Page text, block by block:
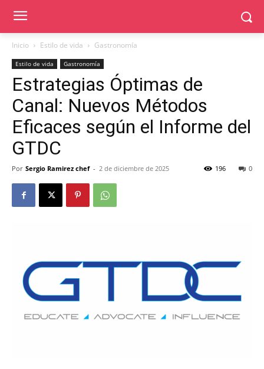
Inicio Estilo de vida Gastronomía
Estilo de vida Gastronomía
Estrategias Óptimas de
Canal: Nuevos Métodos
Eficaces según el Informe del
GTDC
Por Sergio Ramirez chef - 2 de diciembre de 2025 0
196